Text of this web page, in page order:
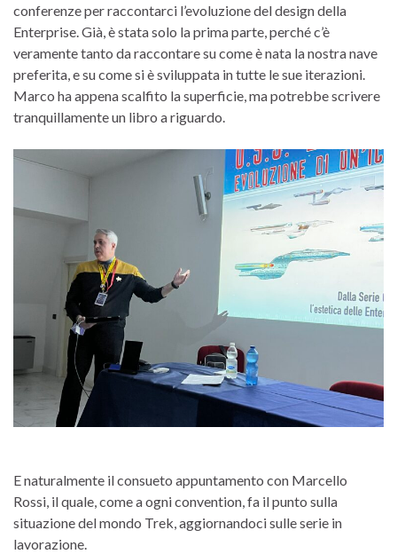
conferenze per raccontarci l’evoluzione del design della
Enterprise. Già, è stata solo la prima parte, perché c’è
veramente tanto da raccontare su come è nata la nostra nave
preferita, e su come si è sviluppata in tutte le sue iterazioni.
Marco ha appena scalfito la superficie, ma potrebbe scrivere
tranquillamente un libro a riguardo.
E naturalmente il consueto appuntamento con Marcello
Rossi, il quale, come a ogni convention, fa il punto sulla
situazione del mondo Trek, aggiornandoci sulle serie in
lavorazione.